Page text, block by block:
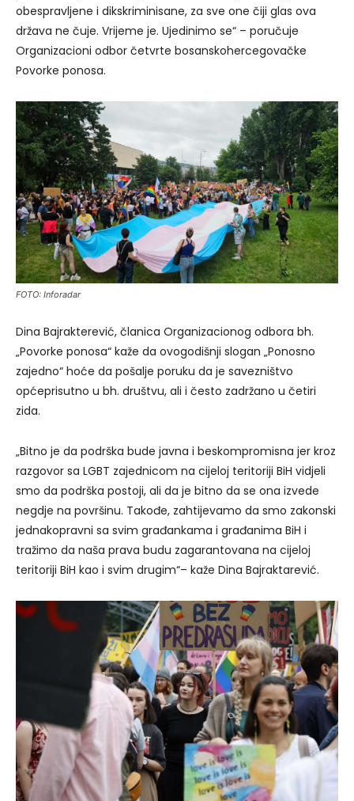
obespravljene i dikskriminisane, za sve one čiji glas ova
država ne čuje. Vrijeme je. Ujedinimo se“ – poručuje
Organizacioni odbor četvrte bosanskohercegovačke
Povorke ponosa.
FOTO: Inforadar
Dina Bajrakterević, članica Organizacionog odbora bh.
„Povorke ponosa“ kaže da ovogodišnji slogan „Ponosno
zajedno“ hoće da pošalje poruku da je savezništvo
općeprisutno u bh. društvu, ali i često zadržano u četiri
zida.
„Bitno je da podrška bude javna i beskompromisna jer kroz
razgovor sa LGBT zajednicom na cijeloj teritoriji BiH vidjeli
smo da podrška postoji, ali da je bitno da se ona izvede
negdje na površinu. Takođe, zahtijevamo da smo zakonski
jednakopravni sa svim građankama i građanima BiH i
tražimo da naša prava budu zagarantovana na cijeloj
teritoriji BiH kao i svim drugim“– kaže Dina Bajraktarević.